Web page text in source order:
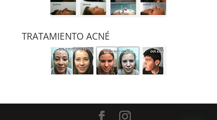
TRATAMIENTO ACNÉ